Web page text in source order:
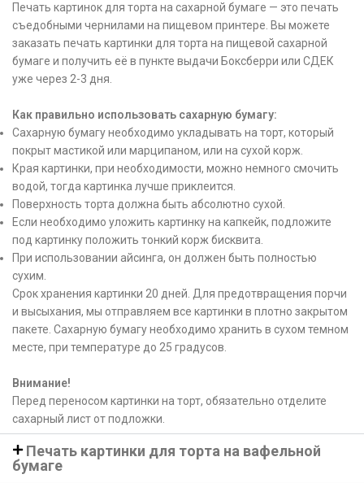
Печать картинок для торта на сахарной бумаге — это печать
съедобными чернилами на пищевом принтере. Вы можете
заказать печать картинки для торта на пищевой сахарной
бумаге и получить её в пункте выдачи Боксберри или СДЕК
уже через 2-3 дня.
Как правильно использовать сахарную бумагу:
Сахарную бумагу необходимо укладывать на торт, который
покрыт мастикой или марципаном, или на сухой корж.
Края картинки, при необходимости, можно немного смочить
водой, тогда картинка лучше приклеится.
Поверхность торта должна быть абсолютно сухой.
Если необходимо уложить картинку на капкейк, подложите
под картинку положить тонкий корж бисквита.
При использовании айсинга, он должен быть полностью
сухим.
Срок хранения картинки 20 дней. Для предотвращения порчи
и высыхания, мы отправляем все картинки в плотно закрытом
пакете. Сахарную бумагу необходимо хранить в сухом темном
месте, при температуре до 25 градусов.
Внимание!
Перед переносом картинки на торт, обязательно отделите
сахарный лист от подложки.
Печать картинки для торта на вафельной
бумаге